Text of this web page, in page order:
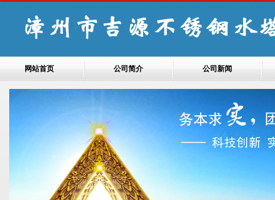
网站首页 公司简介 公司新闻